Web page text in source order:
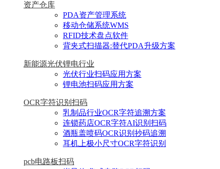
资产仓库
PDA资产管理系统
移动仓储系统WMS
RFID技术盘点软件
背夹式扫描器:替代PDA升级方案
新能源光伏锂电行业
光伏行业扫码应用方案
锂电池扫码应用方案
OCR字符识别扫码
乳制品行业OCR字符追溯方案
连锁药店OCR字符AI识别扫码
酒瓶盖喷码OCR识别抄码追溯
耳机上极小尺寸OCR字符识别
pcb电路板扫码